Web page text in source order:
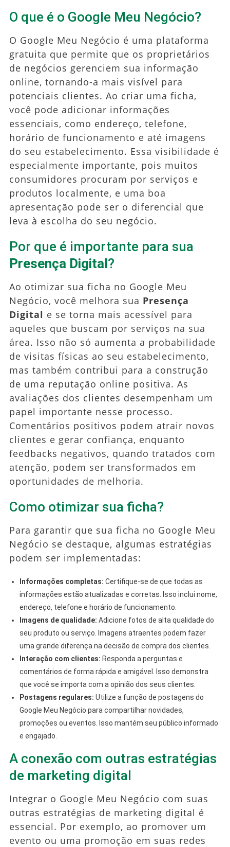
O que é o Google Meu Negócio?
O Google Meu Negócio é uma plataforma
gratuita que permite que os proprietários
de negócios gerenciem sua informação
online, tornando-a mais visível para
potenciais clientes. Ao criar uma ficha,
você pode adicionar informações
essenciais, como endereço, telefone,
horário de funcionamento e até imagens
do seu estabelecimento. Essa visibilidade é
especialmente importante, pois muitos
consumidores procuram por serviços e
produtos localmente, e uma boa
apresentação pode ser o diferencial que
leva à escolha do seu negócio.
Por que é importante para sua
Presença Digital?
Ao otimizar sua ficha no Google Meu
Negócio, você melhora sua Presença
Digital e se torna mais acessível para
aqueles que buscam por serviços na sua
área. Isso não só aumenta a probabilidade
de visitas físicas ao seu estabelecimento,
mas também contribui para a construção
de uma reputação online positiva. As
avaliações dos clientes desempenham um
papel importante nesse processo.
Comentários positivos podem atrair novos
clientes e gerar confiança, enquanto
feedbacks negativos, quando tratados com
atenção, podem ser transformados em
oportunidades de melhoria.
Como otimizar sua ficha?
Para garantir que sua ficha no Google Meu
Negócio se destaque, algumas estratégias
podem ser implementadas:
Informações completas: Certifique-se de que todas as
informações estão atualizadas e corretas. Isso inclui nome,
endereço, telefone e horário de funcionamento.
Imagens de qualidade: Adicione fotos de alta qualidade do
seu produto ou serviço. Imagens atraentes podem fazer
uma grande diferença na decisão de compra dos clientes.
Interação com clientes: Responda a perguntas e
comentários de forma rápida e amigável. Isso demonstra
que você se importa com a opinião dos seus clientes.
Postagens regulares: Utilize a função de postagens do
Google Meu Negócio para compartilhar novidades,
promoções ou eventos. Isso mantém seu público informado
e engajado.
A conexão com outras estratégias
de marketing digital
Integrar o Google Meu Negócio com suas
outras estratégias de marketing digital é
essencial. Por exemplo, ao promover um
evento ou uma promoção em suas redes